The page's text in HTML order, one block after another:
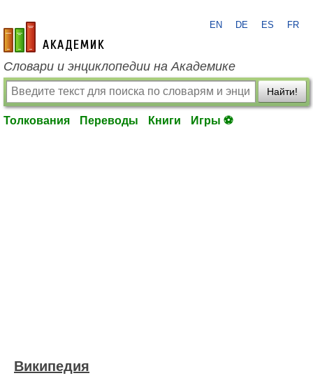
academic.ru
EN DE ES FR
Словари и энциклопедии на Академике
Найти!
Толкования Переводы Книги Игры ⚽
Википедия